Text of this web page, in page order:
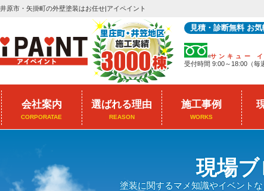
原市・矢掛町の外壁塗装はお任せ|アイペイント
見積・診断無料 お
サンキュー
受付時間 9:00～18:00（毎
会社案内
CORPORATAE
選ばれる理由
REASON
施工事例
WORKS
現場
塗装に関するマメ知識やイベント